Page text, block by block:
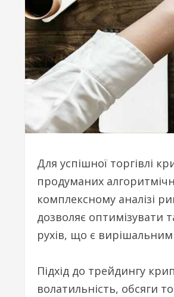
Для успішної торгівлі
продуманих
комплексному аналізі
дозволяє оптимізувати
рухів, що є
Підхід до трейдингу
волатильність, обсяги